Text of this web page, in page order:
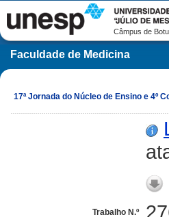
Câmpus de
Faculdade de Medicina
17ª Jornada do Núcleo de Ensino e 4º
Trabalho N.º